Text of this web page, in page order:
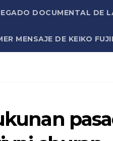
DOCUMENTAL DE
MENSAJE DE KEIKO